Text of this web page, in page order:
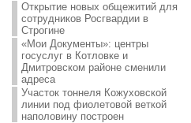
Открытие новых общежитий для
сотрудников Росгвардии в
Строгине
«Мои Документы»: центры
госуслуг в Котловке и
Дмитровском районе сменили
адреса
Участок тоннеля Кожуховской
линии под фиолетовой веткой
наполовину построен